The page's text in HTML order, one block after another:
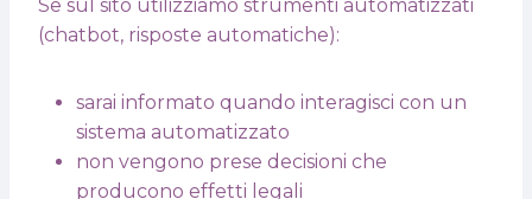
Se sul sito utilizziamo strumenti automatizzati
(chatbot, risposte automatiche):
sarai informato quando interagisci con un
sistema automatizzato
non vengono prese decisioni che
producono effetti legali